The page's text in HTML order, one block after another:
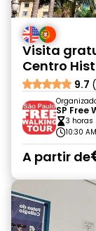
Visita
Centro
9.7
SP Free
3 horas
10:30
A partir de